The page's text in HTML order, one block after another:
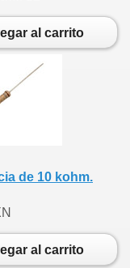
al carrito
de 10 kohm.
al carrito